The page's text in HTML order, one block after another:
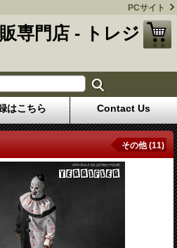
PCサイト
専門店 - トレジ
はこちら Contact Us
その他 (11)